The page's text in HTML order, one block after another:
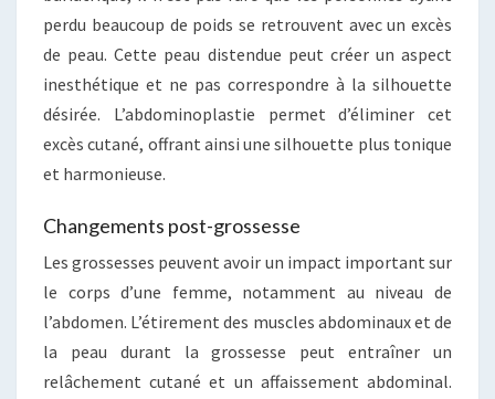
perdu beaucoup de poids se retrouvent avec un excès
de peau. Cette peau distendue peut créer un aspect
inesthétique et ne pas correspondre à la silhouette
désirée. L’abdominoplastie permet d’éliminer cet
excès cutané, offrant ainsi une silhouette plus tonique
et harmonieuse.
Changements post-grossesse
Les grossesses peuvent avoir un impact important sur
le corps d’une femme, notamment au niveau de
l’abdomen. L’étirement des muscles abdominaux et de
la peau durant la grossesse peut entraîner un
relâchement cutané et un affaissement abdominal.